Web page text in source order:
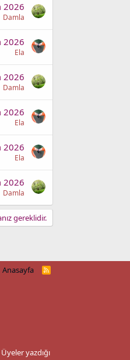
2026
Damla
2026
Ela
2026
Damla
2026
Ela
2026
Ela
2026
Damla
gereklidir.
Anasayfa
R
yazdığı